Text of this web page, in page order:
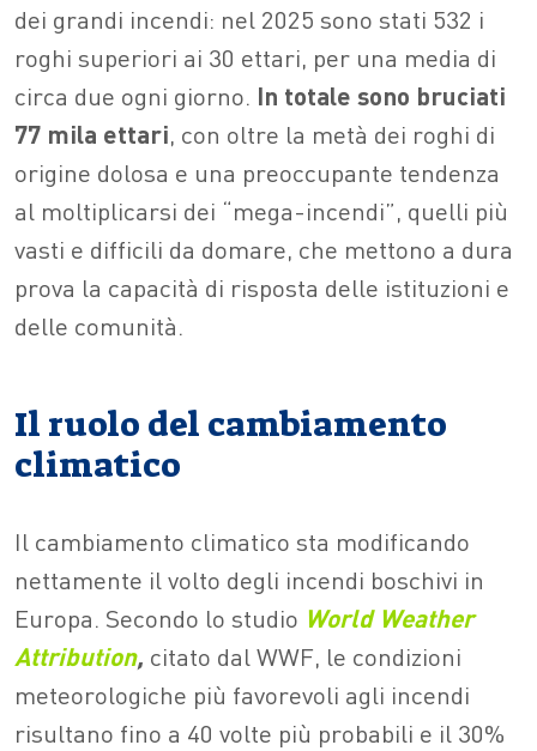
dei grandi incendi: nel 2025 sono stati 532 i
roghi superiori ai 30 ettari, per una media di
circa due ogni giorno. In totale sono bruciati
77 mila ettari, con oltre la metà dei roghi di
origine dolosa e una preoccupante tendenza
al moltiplicarsi dei “mega-incendi”, quelli più
vasti e difficili da domare, che mettono a dura
prova la capacità di risposta delle istituzioni e
delle comunità.
Il ruolo del cambiamento
climatico
Il cambiamento climatico sta modificando
nettamente il volto degli incendi boschivi in
Europa. Secondo lo studio World Weather
Attribution, citato dal WWF, le condizioni
meteorologiche più favorevoli agli incendi
risultano fino a 40 volte più probabili e il 30%